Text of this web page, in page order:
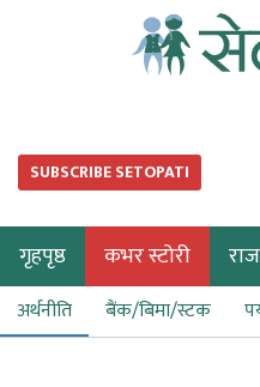
SUBSCRIBE SETOPATI
गृहपृष्ठ कभर स्टोरी
अर्थनीति बैंक/बिमा/स्टक